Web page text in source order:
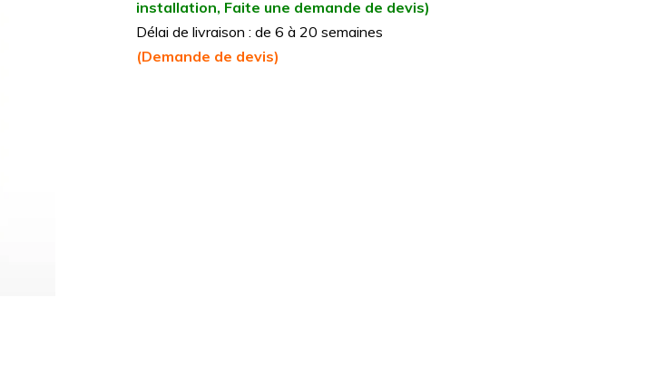
installation, Faite une demande de devis)
Délai de livraison : de 6 à 20 semaines
(Demande de devis)